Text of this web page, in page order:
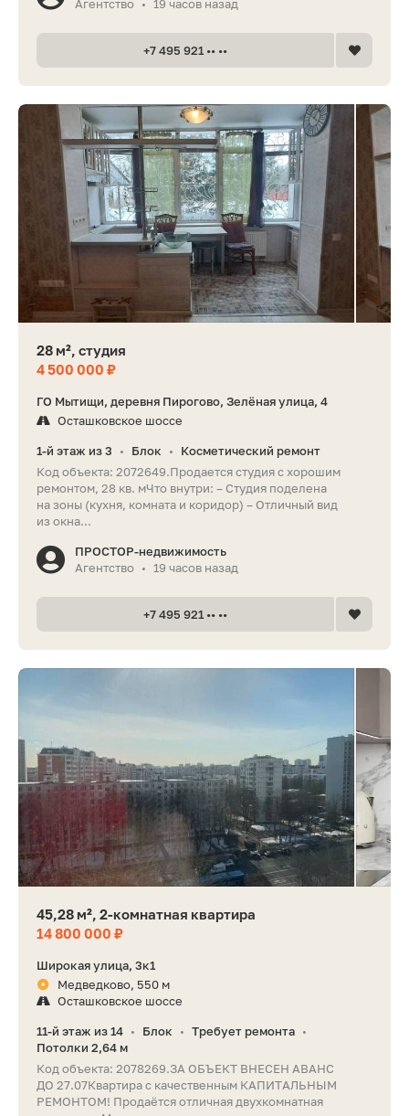
Агентство • 19 часов назад
+7 495 921 •• ••
28 м², студия
4 500 000 ₽
ГО Мытищи, деревня Пирогово, Зелёная улица, 4
Осташковское шоссе
1-й этаж из 3 • Блок •
Косметический ремонт
Код объекта: 2072649.Продается студия с хорошим
ремонтом, 28 кв. мЧто внутри: – Студия поделена
на зоны (кухня, комната и коридор) – Отличный вид
из окна...
ПРОСТОР-недвижимость
Агентство
• 19 часов назад
+7 495 921 •• ••
45,28 м², 2-комнатная квартира
14 800 000 ₽
Широкая улица, 3к1
Медведково, 550 м
Осташковское шоссе
11-й этаж из 14 • Блок • Требует ремонта •
Потолки 2,64 м
Код объекта: 2078269.ЗА ОБЪЕКТ ВНЕСЕН АВАНС
ДО 27.07Квартира с качественным КАПИТАЛЬНЫМ
РЕМОНТОМ! Продаётся отличная двухкомнатная